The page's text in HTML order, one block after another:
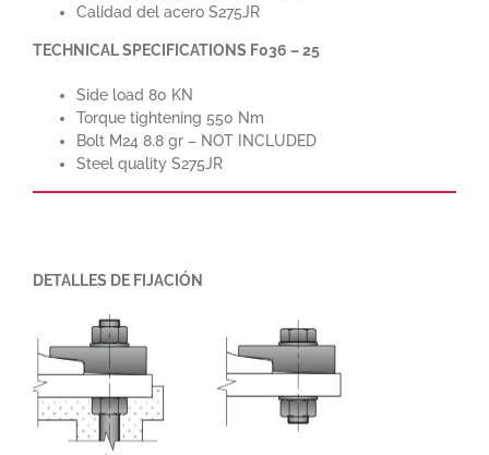
Calidad del acero S275JR
TECHNICAL SPECIFICATIONS F036 – 25
Side load 80 KN
Torque tightening 550 Nm
Bolt M24 8.8 gr – NOT INCLUDED
Steel quality S275JR
DETALLES DE FIJACIÓN